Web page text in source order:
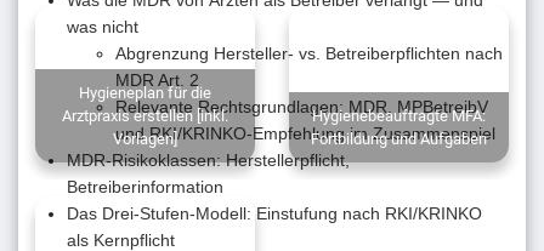
Hygieneplan für die
Arztpraxis erstellen [inkl.
Vorlagen]
Hygienebeauftragte MFA:
Fortbildung und Aufgaben
was nicht
Abgrenzung Hersteller- vs. Betreiberpflichten nach
MDR Art. 2
Relevante Rechtsgrundlagen: MDR, MPBetreibV
und RKI/KRINKO-Empfehlung im Zusammenspiel
MDR-Risikoklassen: Herstellerpflicht,
Betreiberinformation
Das Drei-Stufen-Modell: Einstufung nach RKI/KRINKO
als Kernpflicht